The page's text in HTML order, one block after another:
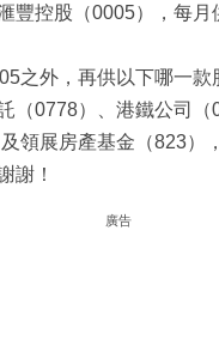
豐控股（0005），每月
之外，再供以下哪一款
（0778）、港鐵公司（
及領展房產基金（823）
謝！
廣告